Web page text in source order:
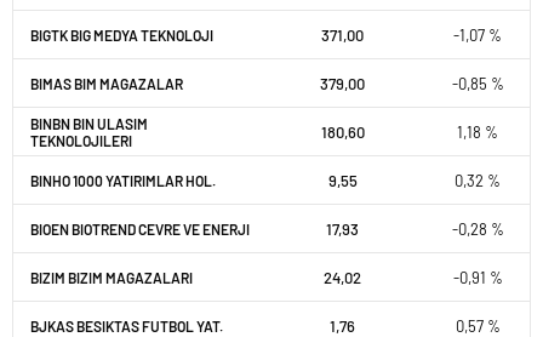
BIGTK BIG MEDYA TEKNOLOJI 371,00 -1,07 %
BIMAS BIM MAGAZALAR 379,00 -0,85 %
BINBN BIN ULASIM
TEKNOLOJILERI
180,60 1,18 %
BINHO 1000 YATIRIMLAR HOL. 9,55 0,32 %
BIOEN BIOTREND CEVRE VE ENERJI 17,93 -0,28 %
BIZIM BIZIM MAGAZALARI 24,02 -0,91 %
BJKAS BESIKTAS FUTBOL YAT. 1,76 0,57 %